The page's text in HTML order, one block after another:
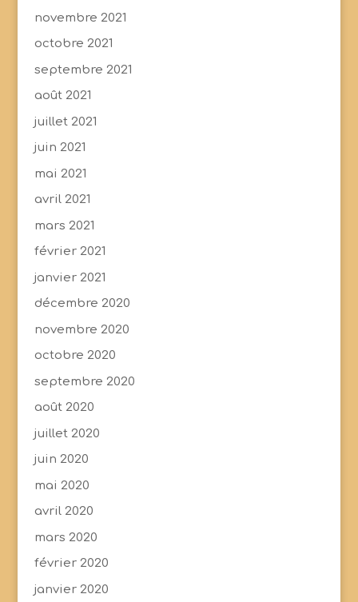
novembre 2021
octobre 2021
septembre 2021
août 2021
juillet 2021
juin 2021
mai 2021
avril 2021
mars 2021
février 2021
janvier 2021
décembre 2020
novembre 2020
octobre 2020
septembre 2020
août 2020
juillet 2020
juin 2020
mai 2020
avril 2020
mars 2020
février 2020
janvier 2020